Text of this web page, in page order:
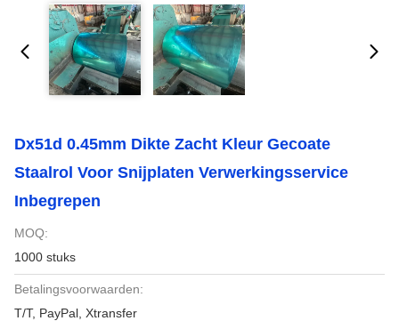
Dx51d 0.45mm Dikte Zacht Kleur Gecoate
Staalrol Voor Snijplaten Verwerkingsservice
Inbegrepen
MOQ:
1000 stuks
Betalingsvoorwaarden:
T/T, PayPal, Xtransfer